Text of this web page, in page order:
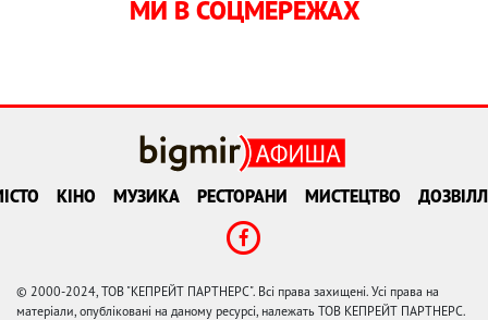
МИ В СОЦМЕРЕЖАХ
КІНО МУЗИКА РЕСТОРАНИ МИСТЕЦТВО
© 2000-2024, ТОВ "КЕПРЕЙТ ПАРТНЕРС". Всі права захищені. Усі права на
матеріали, опубліковані на даному ресурсі, належать ТОВ КЕПРЕЙТ ПАРТНЕРС.